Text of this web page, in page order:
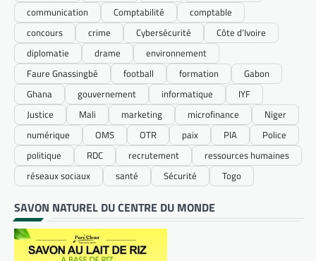
communication
Comptabilité
comptable
concours
crime Cybersécurité
Côte d’Ivoire
diplomatie
drame
environnement
Faure Gnassingbé
football formation
Gabon
Ghana
gouvernement informatique
IYF
Justice
Mali marketing microfinance
Niger
numérique
OMS OTR paix PIA
Police
politique
RDC recrutement
ressources humaines
réseaux sociaux
santé Sécurité Togo
SAVON NATUREL DU CENTRE DU MONDE